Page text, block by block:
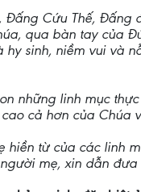
Đấng Cứu Thế,
qua bàn tay của
hy sinh, niềm vui và
những linh mục
cả hơn của Chúa
hiền từ của các linh
mẹ, xin dẫn